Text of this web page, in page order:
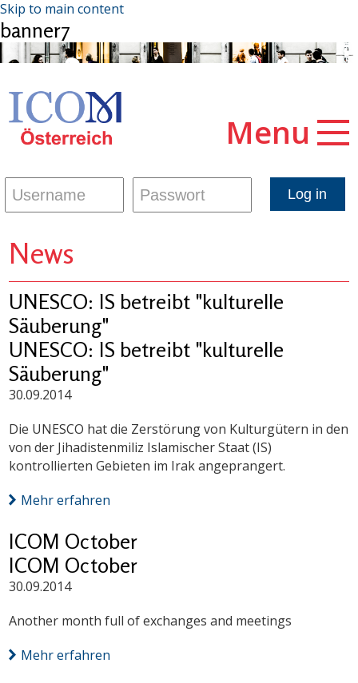
Skip to main content
banner7
Menu
News
UNESCO: IS betreibt "kulturelle
Säuberung"
UNESCO: IS betreibt "kulturelle
Säuberung"
30.09.2014
Die UNESCO hat die Zerstörung von Kulturgütern in den
von der Jihadistenmiliz Islamischer Staat (IS)
kontrollierten Gebieten im Irak angeprangert.
Mehr erfahren
ICOM October
ICOM October
30.09.2014
Another month full of exchanges and meetings
Mehr erfahren